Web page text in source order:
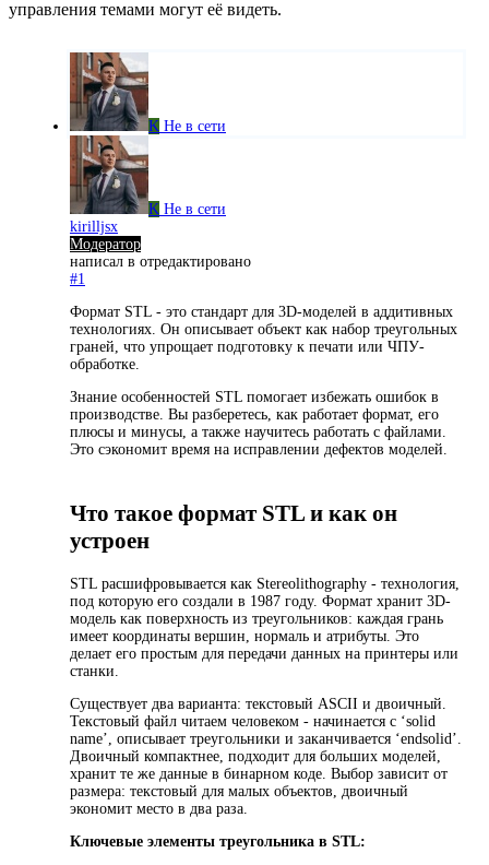
управления темами могут её видеть.
K Не в сети
K Не в сети
kirilljsx
Модератор
написал в отредактировано
#1
Формат STL - это стандарт для 3D-моделей в аддитивных
технологиях. Он описывает объект как набор треугольных
граней, что упрощает подготовку к печати или ЧПУ-
обработке.
Знание особенностей STL помогает избежать ошибок в
производстве. Вы разберетесь, как работает формат, его
плюсы и минусы, а также научитесь работать с файлами.
Это сэкономит время на исправлении дефектов моделей.
Что такое формат STL и как он
устроен
STL расшифровывается как Stereolithography - технология,
под которую его создали в 1987 году. Формат хранит 3D-
модель как поверхность из треугольников: каждая грань
имеет координаты вершин, нормаль и атрибуты. Это
делает его простым для передачи данных на принтеры или
станки.
Существует два варианта: текстовый ASCII и двоичный.
Текстовый файл читаем человеком - начинается с ‘solid
name’, описывает треугольники и заканчивается ‘endsolid’.
Двоичный компактнее, подходит для больших моделей,
хранит те же данные в бинарном коде. Выбор зависит от
размера: текстовый для малых объектов, двоичный
экономит место в два раза.
Ключевые элементы треугольника в STL: